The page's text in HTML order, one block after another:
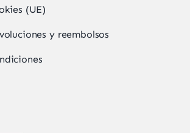
(UE)
y reembolsos